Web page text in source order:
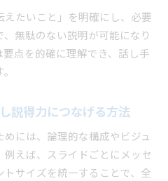
たいこと」を明確にし、必要
無駄のない説明が可能になり
点を的確に理解でき、話し手
説得力につなげる方法
には、論理的な構成やビジュ
えば、スライドごとにメッセ
サイズを統一することで、全